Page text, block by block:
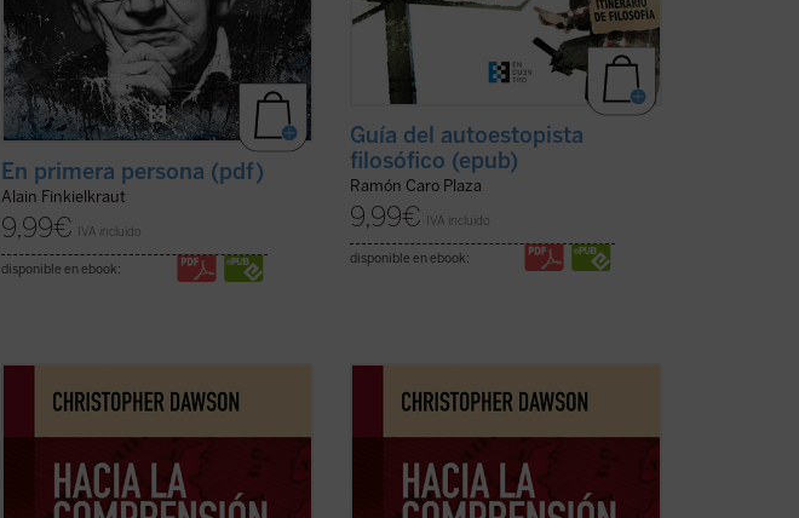
En primera persona (pdf)
Alain Finkielkraut
9,99€ IVA incluido
disponible en ebook:
Guía del autoestopista
filosófico (epub)
Ramón Caro Plaza
9,99€ IVA incluido
disponible en ebook:
En tiempos de fuertes rechazos y dudas
más aún, de afirmación generalizada de
la decadencia de Occidente,
comprensión de Europaresulta un texto
tan iluminador como cuando se publicó
En tiempos de fuertes rechazos y dudas
más aún, de afirmación generalizada de
la decadencia de Occidente,
comprensión de Europaresulta un texto
tan iluminador como cuando se publicó